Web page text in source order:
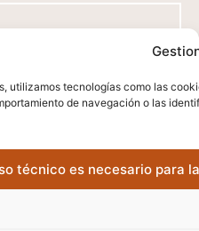
utilizamos tecnologías como las
de navegación o las
técnico es necesario para